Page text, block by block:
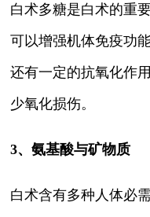
白术多糖是白术的重
可以增强机体免疫功
还有一定的抗氧化作
少氧化损伤。
3、氨基酸与矿物质
白术含有多种人体必